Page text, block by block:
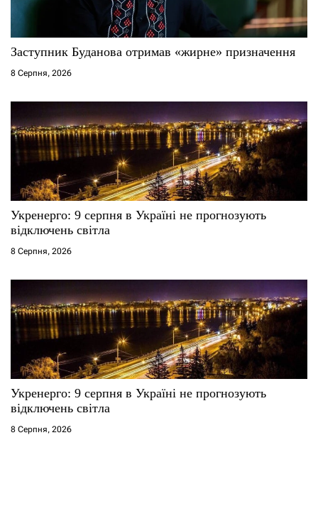
Заступник Буданова отримав «жирне» призначення
8 Серпня, 2026
Укренерго: 9 серпня в Україні не прогнозують
відключень світла
8 Серпня, 2026
Укренерго: 9 серпня в Україні не прогнозують
відключень світла
8 Серпня, 2026